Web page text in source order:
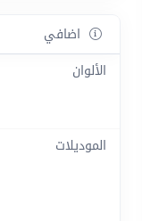
اضافي
الألوان
الموديلات